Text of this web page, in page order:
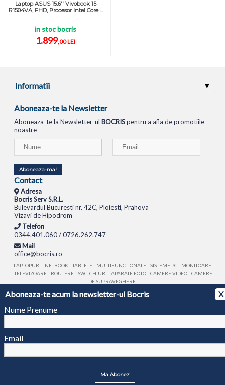
Aboneaza-te acum la newsletter-ul Bocris
X
Nume Prenume
Email
Ma Abonez
Laptop ASUS 15.6'' Vivobook 15
R1504VA, FHD, Procesor Intel Core ...
in stoc bocris
1.899,00 LEI
Informatii
Aboneaza-te la Newsletter
Aboneaza-te la Newsletter-ul BOCRISpentru a afla de promotiile
noastre
Aboneaza-ma!
Contact
Adresa
Bocris Serv S.R.L.
Bulevardul Bucuresti nr. 42C, Ploiesti, Prahova
Vizavi de Hipodrom
Telefon
0344.401.060 / 0726.262.747
Mail
office@bocris.ro
LAPTOPURI NETBOOK TABLETE MULTIFUNCTIONALE SISTEME PC
MONITOARE
TELEVIZOARE
ROUTERE SWITCH-URI APARATE FOTO CAMERE VIDEO
CAMERE
DE SUPRAVEGHERE